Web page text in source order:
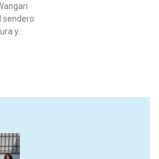
sendero
y…